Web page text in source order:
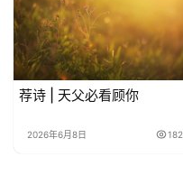
荐诗 | 天父必看顾你
2026年6月8日 182